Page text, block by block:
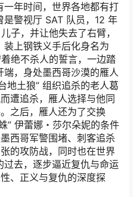
一年时间，世界各地都有打
是警视厅 SAT 队员，12 年
子，并让他失去了右臂，
装上钢铁义手后化身名为
绝不杀人的誓言，一边踏
端，身处墨西哥沙漠的雁人
地土狼” 组织追杀的老人葛
遭追杀，雁人选择与他同
之后，雁人还为了交换
” 伊蕾娜・莎尔朵妮的条件
西哥军警围堵、刺客追杀
的攻防战，同时也在世界
过去，逐步逼近复仇与命运
、正义与复仇的深度探